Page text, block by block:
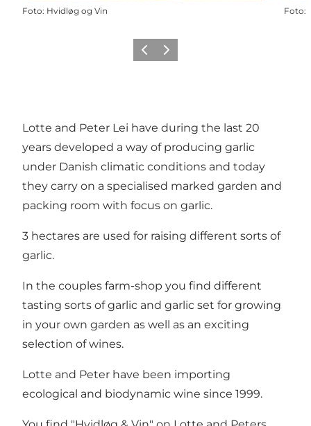
Foto: Hvidløg og Vin Foto:
Precedente
Avanti
Lotte and Peter Lei have during the last 20
years developed a way of producing garlic
under Danish climatic conditions and today
they carry on a specialised marked garden and
packing room with focus on garlic.
3 hectares are used for raising different sorts of
garlic.
In the couples farm-shop you find different
tasting sorts of garlic and garlic set for growing
in your own garden as well as an exciting
selection of wines.
Lotte and Peter have been importing
ecological and biodynamic wine since 1999.